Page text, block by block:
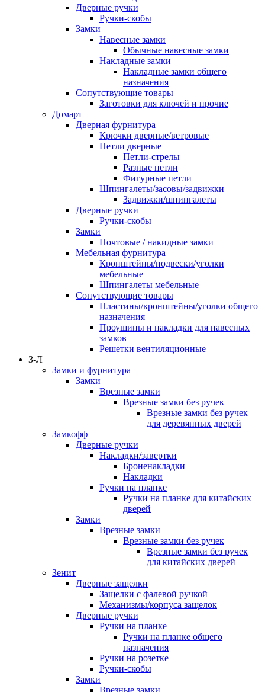
Дверные ручки
Ручки-скобы
Замки
Навесные замки
Обычные навесные замки
Накладные замки
Накладные замки общего
назначения
Сопутствующие товары
Заготовки для ключей и прочие
Домарт
Дверная фурнитура
Крючки дверные/ветровые
Петли дверные
Петли-стрелы
Разные петли
Фигурные петли
Шпингалеты/засовы/задвижки
Задвижки/шпингалеты
Дверные ручки
Ручки-скобы
Замки
Почтовые / накидные замки
Мебельная фурнитура
Кронштейны/подвески/уголки
мебельные
Шпингалеты мебельные
Сопутствующие товары
Пластины/кронштейны/уголки общего
назначения
Проушины и накладки для навесных
замков
Решетки вентиляционные
З-Л
Замки и фурнитура
Замки
Врезные замки
Врезные замки без ручек
Врезные замки без ручек
для деревянных дверей
Замкофф
Дверные ручки
Накладки/завертки
Броненакладки
Накладки
Ручки на планке
Ручки на планке для китайских
дверей
Замки
Врезные замки
Врезные замки без ручек
Врезные замки без ручек
для китайских дверей
Зенит
Дверные защелки
Защелки с фалевой ручкой
Механизмы/корпуса защелок
Дверные ручки
Ручки на планке
Ручки на планке общего
назначения
Ручки на розетке
Ручки-скобы
Замки